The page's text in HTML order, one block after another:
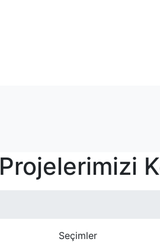
Projelerimizi
Seçimler